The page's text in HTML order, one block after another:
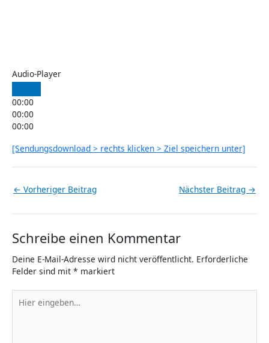
Audio-Player
00:00
00:00
00:00
[Sendungsdownload > rechts klicken > Ziel speichern unter]
← Vorheriger Beitrag Nächster Beitrag →
Schreibe einen Kommentar
Deine E-Mail-Adresse wird nicht veröffentlicht. Erforderliche
Felder sind mit * markiert
eingeben…